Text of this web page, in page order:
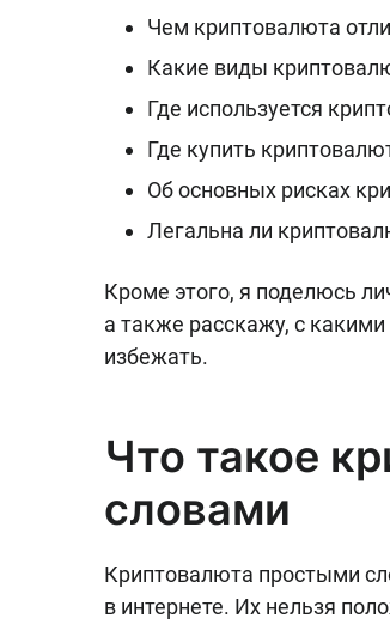
Чем криптовалюта
Какие виды
Где используется
Где купить
Об основных рисках
Легальна ли
Кроме этого, я поделюсь
а также расскажу, с
избежать.
Что такое
словами
Криптовалюта простыми
в интернете. Их нельзя